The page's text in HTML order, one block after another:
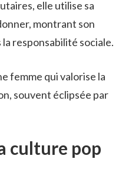
elle utilise sa
montrant son
responsabilité sociale.
femme qui valorise la
souvent éclipsée par
culture pop